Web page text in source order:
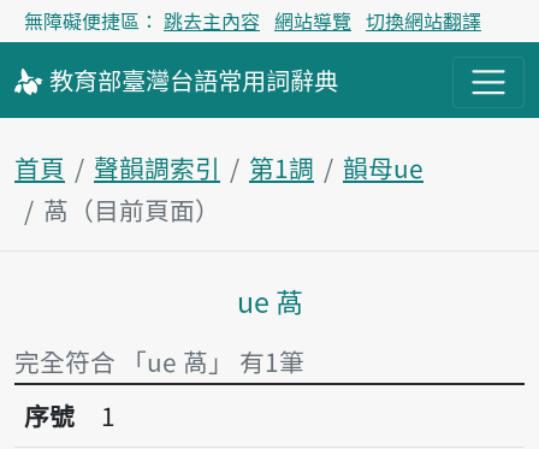
無障礙便捷區： 跳去主內容 網站導覽 切換網站翻譯
教育部臺灣台語常用詞辭典
首頁 聲韻調索引 第1調
韻母ue
萵（目前頁面）
主內容區塊
ue 萵
完全符合 「ue 萵」 有1筆
序號1萵
序號
1